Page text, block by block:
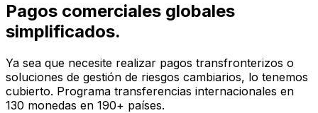
Pagos comerciales globales
simplificados.
Ya sea que necesite realizar pagos transfronterizos o
soluciones de gestión de riesgos cambiarios, lo tenemos
cubierto. Programa transferencias internacionales en
130 monedas en 190+ países.